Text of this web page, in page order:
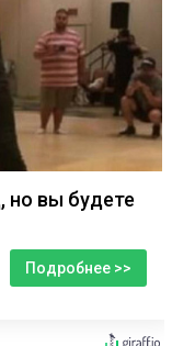
но вы будете
Подробнее >>